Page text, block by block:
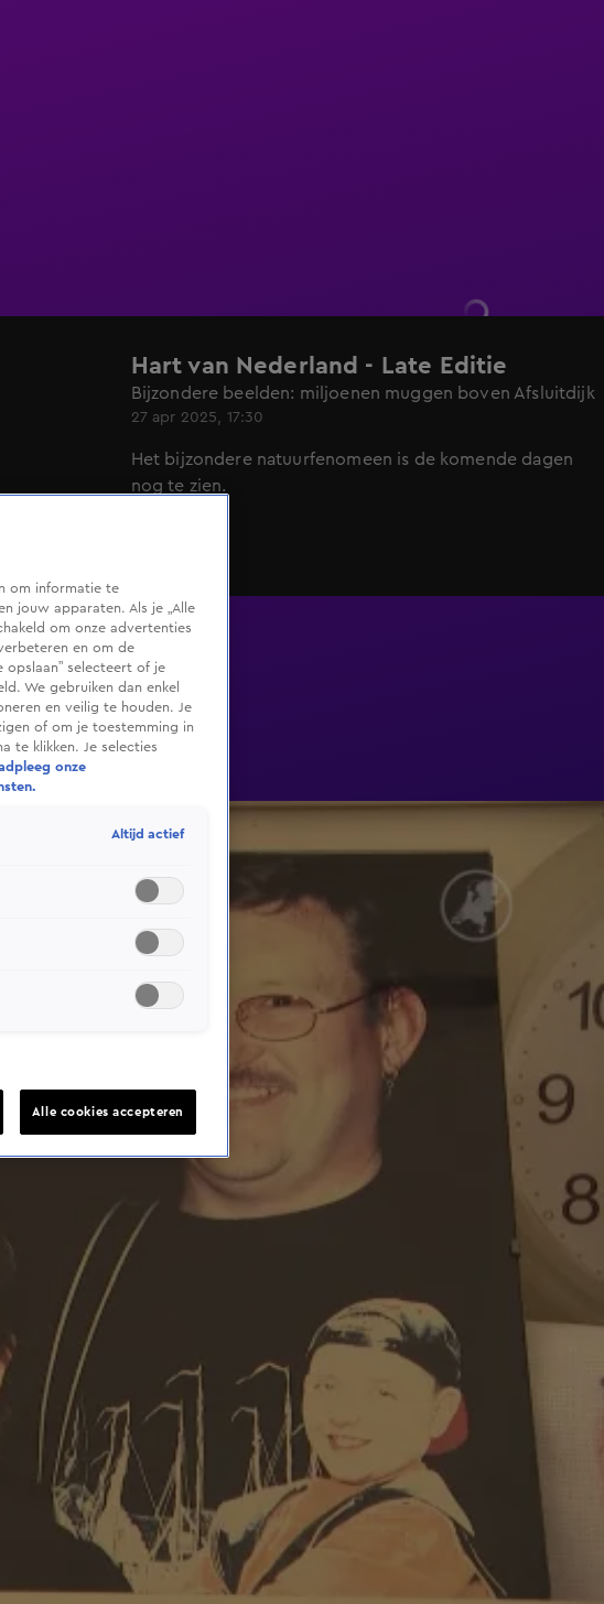
Hart van Nederland - Late Editie
Bijzondere beelden: miljoenen muggen boven Afsluitdijk
27 apr 2025, 17:30
Het bijzondere natuurfenomeen is de komende dagen
nog te zien.
om informatie te
jouw apparaten. Als je „Alle
om onze advertenties
en om de
opslaan” selecteert of je
We gebruiken dan enkel
en veilig te houden. Je
of om je toestemming in
te klikken. Je selecties
onze
Altijd actief
Alle cookies accepteren